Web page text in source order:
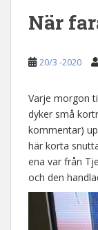
När
20/3 -2020
Varje morgon
dyker små
kommentar)
här korta
ena var från
och den